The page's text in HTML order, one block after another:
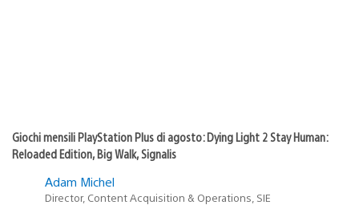
Giochi mensili PlayStation Plus di agosto: Dying Light 2 Stay Human:
Reloaded Edition, Big Walk, Signalis
Adam Michel
Director, Content Acquisition & Operations, SIE